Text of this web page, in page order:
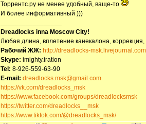
Торрентс.ру не менее удобный, ваще-то
И более информативный )))
Dreadlocks inna Moscow Сity!
Любая длина, вплетение канекалона,
Рабочий ЖЖ: http://dreadlocks-
Skype: imighty.iration
Tel: 8-926-559-63-90
E-mail: dreadlocks.msk@gmail.com
https://vk.com/dreadlocks_msk
https://www.facebook.com/groups/dreadlocksmsk
https://twitter.com/dreadlocks__msk
https://www.tiktok.com/@dreadlocks_msk/